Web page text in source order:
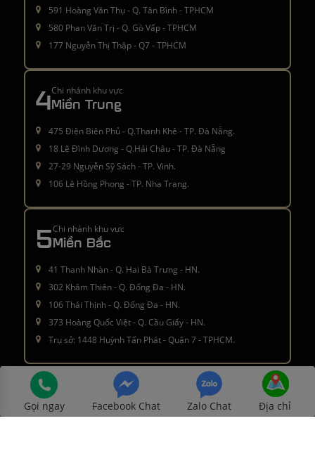
Gọi ngay Facebook Chat Zalo Chat Địa chỉ
591 Hoàng Văn Thụ - Q. Tân Bình - TPHCM
580 Phan Văn Trị - Q. Gò Vấp - TPHCM
177 Nguyễn Thị Thập - Q7 - TPHCM
4Chi nhánh khu vực
Miền Trung
475 Điện Biên Phủ - Q.Thanh Khê - TP. Đà Nẵng.
18 Lê Đình Dương - Q.Hải Châu - TP. Đà Nẵng
27-29 Nguyễn Sỹ Sách - TP. Vinh.
106 Lê Hồng Phong - TP. Nha Trang.
5Chi nhánh khu vực
Miền Bắc
41 Thanh Nhàn - Q. Hai Bà Trưng - HN.
302 Khâm Thiên - Q. Đống Đa - HN.
106 Thái Thịnh - Q. Đống Đa - HN.
373 Hoàng Quốc Việt - Q. Cầu Giấy - HN.
Trụ sở: 1448 Huỳnh Tấn Phát - Quận 7 - TPHCM.
Â© 2016 - 2021 moctinhhoa.vn . All rights reserved